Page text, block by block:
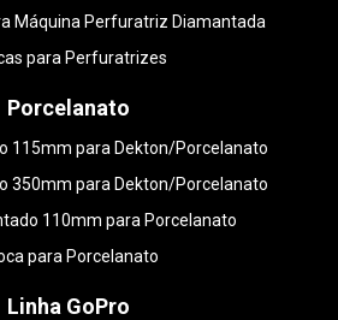
Máquina Perfuratriz Diamantada
para Perfuratrizes
Porcelanato
115mm para Dekton/Porcelanato
350mm para Dekton/Porcelanato
110mm para Porcelanato
para Porcelanato
Linha GoPro